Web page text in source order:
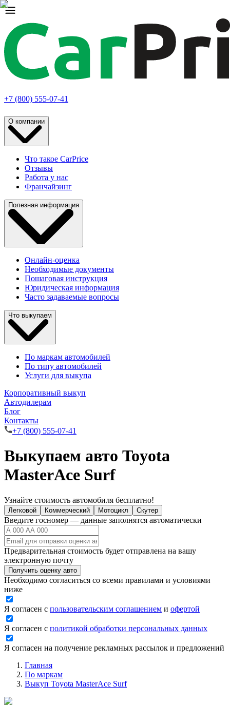
+7 (800) 555-07-41
О компании
Что такое CarPrice
Отзывы
Работа у нас
Франчайзинг
Полезная информация
Онлайн-оценка
Необходимые документы
Пошаговая инструкция
Юридическая информация
Часто задаваемые вопросы
Что выкупаем
По маркам автомобилей
По типу автомобилей
Услуги для выкупа
Корпоративный выкуп
Автодилерам
Блог
Контакты
+7 (800) 555-07-41
Выкупаем авто Toyota
MasterAce Surf
Узнайте стоимость автомобиля бесплатно!
Легковой Коммерческий Мотоцикл Скутер
Введите госномер — данные заполнятся автоматически
Предварительная стоимость будет отправлена на вашу
электронную почту
Получить оценку авто
Необходимо согласиться со всеми правилами и условиями
ниже
Я согласен с пользовательским соглашением и офертой
Я согласен с политикой обработки персональных данных
Я согласен на получение рекламных рассылок и предложений
Главная
По маркам
Выкуп Toyota MasterAce Surf